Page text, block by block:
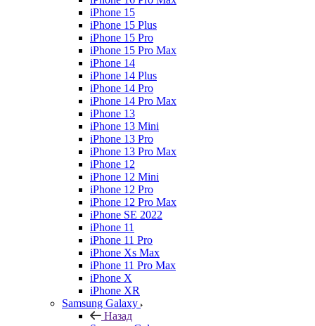
iPhone 15
iPhone 15 Plus
iPhone 15 Pro
iPhone 15 Pro Max
iPhone 14
iPhone 14 Plus
iPhone 14 Pro
iPhone 14 Pro Max
iPhone 13
iPhone 13 Mini
iPhone 13 Pro
iPhone 13 Pro Max
iPhone 12
iPhone 12 Mini
iPhone 12 Pro
iPhone 12 Pro Max
iPhone SE 2022
iPhone 11
iPhone 11 Pro
iPhone Xs Max
iPhone 11 Pro Max
iPhone X
iPhone XR
Samsung Galaxy
Назад